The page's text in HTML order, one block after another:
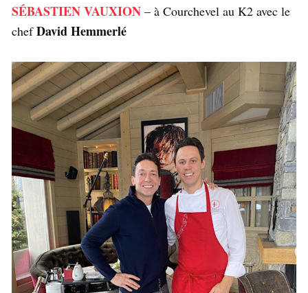
SÉBASTIEN VAUXION – à Courchevel au K2 avec le
chefDavid Hemmerlé